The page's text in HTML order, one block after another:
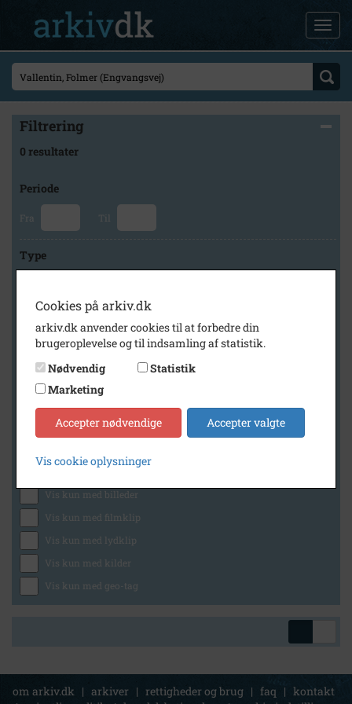
Filtrering
0 resultater
Periode
Fra Til
Type
Arkiv
Høng Lokalhistoriske Arkiv
Generelt
Vis kun med billeder
Vis kun med filmklip
Vis kun med lydklip
Vis kun med kilder
Vis kun med geo-tag
om arkiv.dk | arkiver | rettigheder og brug | faq | kontakt
Cookies på arkiv.dk
arkiv.dk anvender cookies til at forbedre din
brugeroplevelse og til indsamling af statistik.
Nødvendig
Statistik
Marketing
Accepter nødvendige Accepter valgte
Vis cookie oplysninger